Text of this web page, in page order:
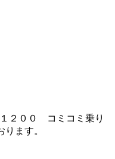
００ コミコミ乗り
ます。